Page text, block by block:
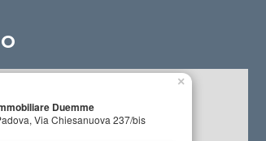
Duemme
Via Chiesanuova 237/bis
×